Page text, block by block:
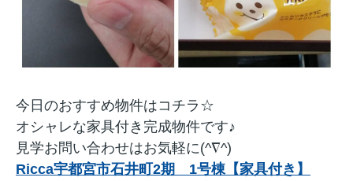
今日のおすすめ物件はコチラ☆
オシャレな家具付き完成物件です♪
見学お問い合わせはお気軽に(^∇^)
Ricca宇都宮市石井町2期 1号棟【家具付き】